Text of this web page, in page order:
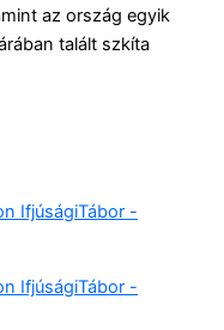
az ország egyik
talált szkíta